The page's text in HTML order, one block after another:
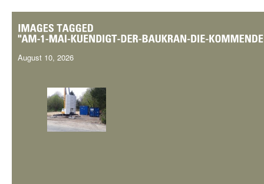
August 10, 2026